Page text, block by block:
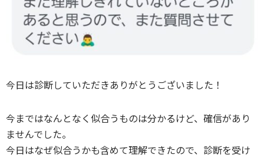
今日は診断していただきありがとうございました！
今まではなんとなく似合うものは分かるけど、確信があり
ませんでした。
今日はなぜ似合うかも含めて理解できたので、診断を受け